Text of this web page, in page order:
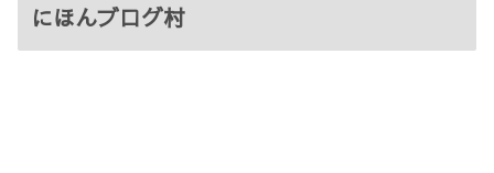
にほんブログ村